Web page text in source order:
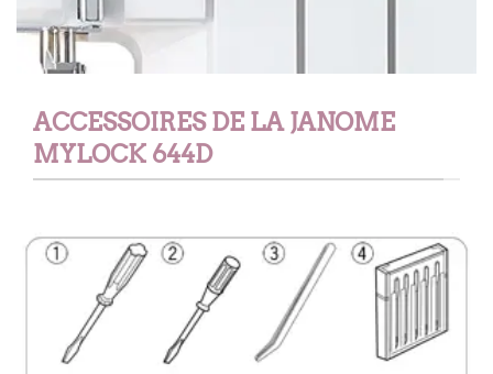
ACCESSOIRES DE LA JANOME
MYLOCK 644D